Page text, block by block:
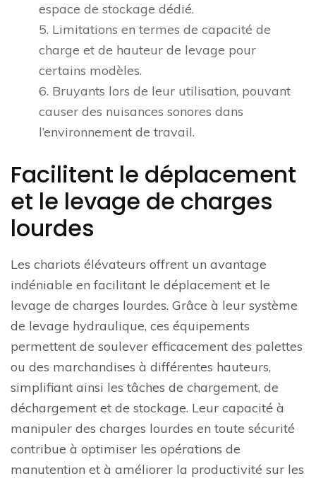
espace de stockage dédié.
5. Limitations en termes de capacité de
charge et de hauteur de levage pour
certains modèles.
6. Bruyants lors de leur utilisation, pouvant
causer des nuisances sonores dans
l’environnement de travail.
Facilitent le déplacement
et le levage de charges
lourdes
Les chariots élévateurs offrent un avantage
indéniable en facilitant le déplacement et le
levage de charges lourdes. Grâce à leur système
de levage hydraulique, ces équipements
permettent de soulever efficacement des palettes
ou des marchandises à différentes hauteurs,
simplifiant ainsi les tâches de chargement, de
déchargement et de stockage. Leur capacité à
manipuler des charges lourdes en toute sécurité
contribue à optimiser les opérations de
manutention et à améliorer la productivité sur les